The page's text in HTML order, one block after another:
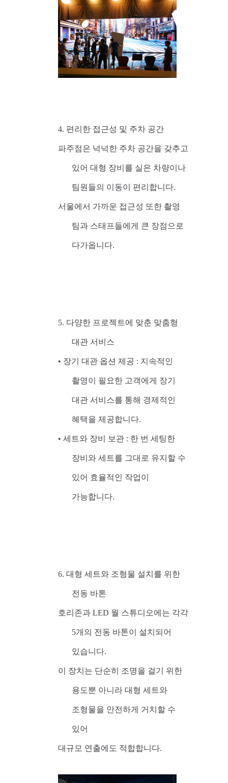
4. 편리한 접근성 및 주차 공간
파주점은 넉넉한 주차 공간을 갖추고
있어 대형 장비를 실은 차량이나
팀원들의 이동이 편리합니다.
서울에서 가까운 접근성 또한 촬영
팀과 스태프들에게 큰 장점으로
다가옵니다.
5. 다양한 프로젝트에 맞춘 맞춤형
대관 서비스
• 장기 대관 옵션 제공 : 지속적인
촬영이 필요한 고객에게 장기
대관 서비스를 통해 경제적인
혜택을 제공합니다.
• 세트와 장비 보관 : 한 번 세팅한
장비와 세트를 그대로 유지할 수
있어 효율적인 작업이
가능합니다.
6. 대형 세트와 조형물 설치를 위한
전동 바톤
호리존과 LED 월 스튜디오에는 각각
5개의 전동 바톤이 설치되어
있습니다.
이 장치는 단순히 조명을 걸기 위한
용도뿐 아니라 대형 세트와
조형물을 안전하게 거치할 수
있어
대규모 연출에도 적합합니다.